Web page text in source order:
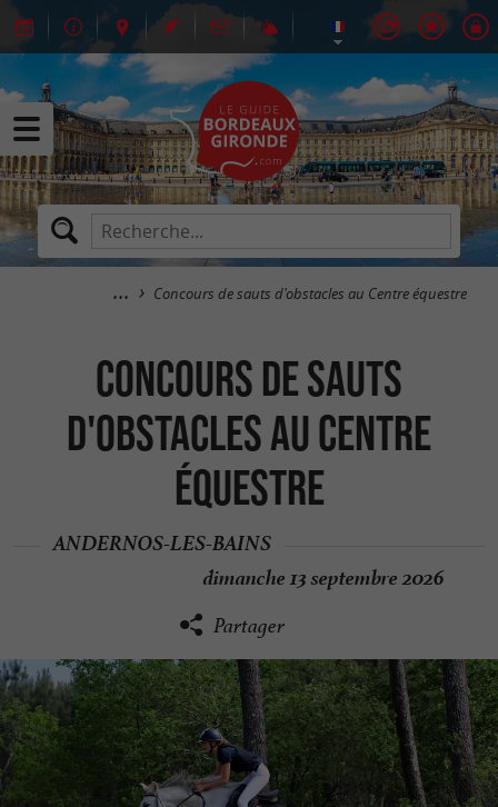
Concours de sauts d'obstacles au Centre équestre
Concours de sauts
d'obstacles au Centre
équestre
ANDERNOS-LES-BAINS
dimanche 13 septembre 2026
Partager